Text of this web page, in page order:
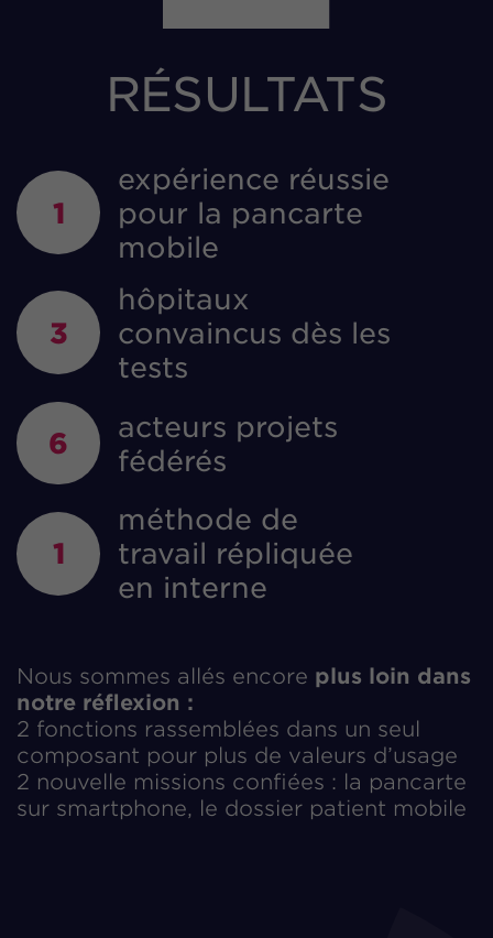
RÉSULTATS
1
expérience réussie
pour la pancarte
mobile
3
hôpitaux
convaincus dès les
tests
6
acteurs projets
fédérés
1
méthode de
travail répliquée
en interne
Nous sommes allés encore plus loin dans
notre réflexion :
2 fonctions rassemblées dans un seul
composant pour plus de valeurs d’usage
2 nouvelle missions confiées : la pancarte
sur smartphone, le dossier patient mobile